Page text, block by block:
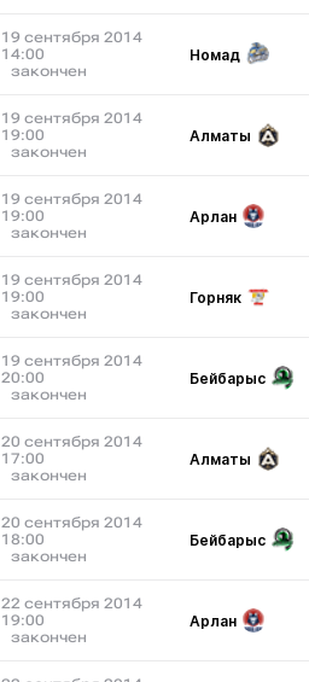
19 сентября 2014
14:00
закончен
Номад
19 сентября 2014
19:00
закончен
Алматы
19 сентября 2014
19:00
закончен
Арлан
19 сентября 2014
19:00
закончен
Горняк
19 сентября 2014
20:00
закончен
Бейбарыс
20 сентября 2014
17:00
закончен
Алматы
20 сентября 2014
18:00
закончен
Бейбарыс
22 сентября 2014
19:00
закончен
Арлан